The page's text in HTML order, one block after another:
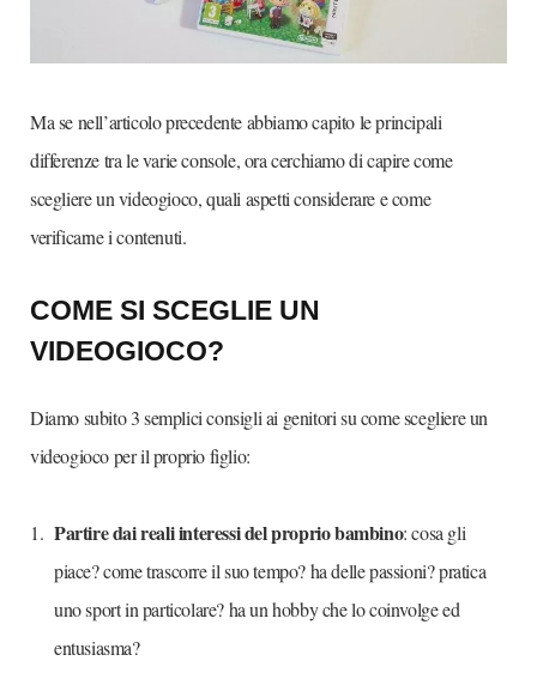
Ma se nell’articolo precedente abbiamo capito le principali
differenze tra le varie console, ora cerchiamo di capire come
scegliere un videogioco, quali aspetti considerare e come
verificarne i contenuti.
COME SI SCEGLIE UN
VIDEOGIOCO?
Diamo subito 3 semplici consigli ai genitori su come scegliere un
videogioco per il proprio figlio:
Partire dai reali interessi del proprio bambino: cosa gli
piace? come trascorre il suo tempo? ha delle passioni? pratica
uno sport in particolare? ha un hobby che lo coinvolge ed
entusiasma?